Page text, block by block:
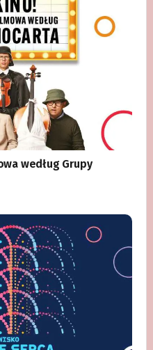
według Grupy